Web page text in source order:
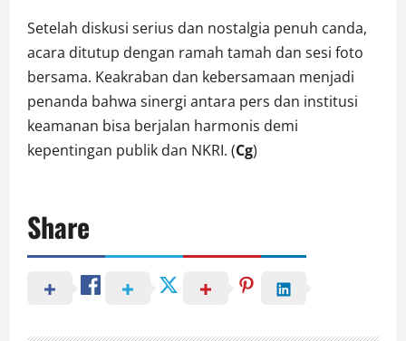
Setelah diskusi serius dan nostalgia penuh canda,
acara ditutup dengan ramah tamah dan sesi foto
bersama. Keakraban dan kebersamaan menjadi
penanda bahwa sinergi antara pers dan institusi
keamanan bisa berjalan harmonis demi
kepentingan publik dan NKRI. (Cg)
Share